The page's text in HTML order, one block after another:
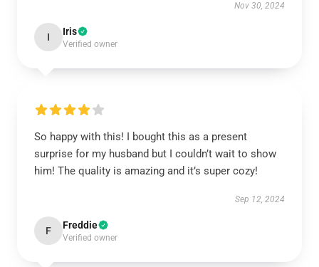
Nov 30, 2024
I Iris
Verified owner
So happy with this! I bought this as a present
surprise for my husband but I couldn’t wait to show
him! The quality is amazing and it’s super cozy!
Sep 12, 2024
F Freddie
Verified owner